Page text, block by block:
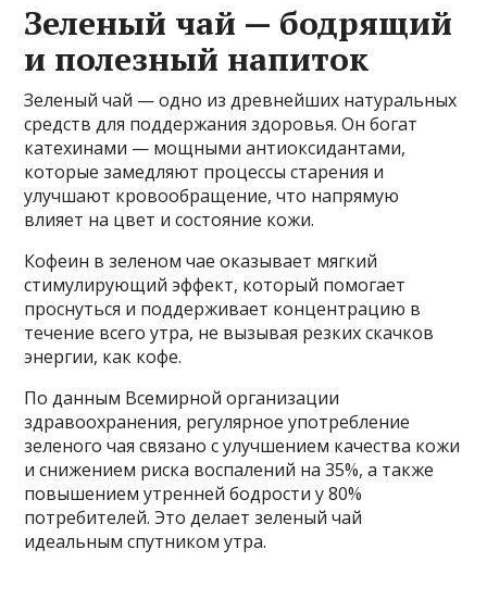
Зеленый чай — бодрящий
и полезный напиток
Зеленый чай — одно из древнейших натуральных
средств для поддержания здоровья. Он богат
катехинами — мощными антиоксидантами,
которые замедляют процессы старения и
улучшают кровообращение, что напрямую
влияет на цвет и состояние кожи.
Кофеин в зеленом чае оказывает мягкий
стимулирующий эффект, который помогает
проснуться и поддерживает концентрацию в
течение всего утра, не вызывая резких скачков
энергии, как кофе.
По данным Всемирной организации
здравоохранения, регулярное употребление
зеленого чая связано с улучшением качества кожи
и снижением риска воспалений на 35%, а также
повышением утренней бодрости у 80%
потребителей. Это делает зеленый чай
идеальным спутником утра.